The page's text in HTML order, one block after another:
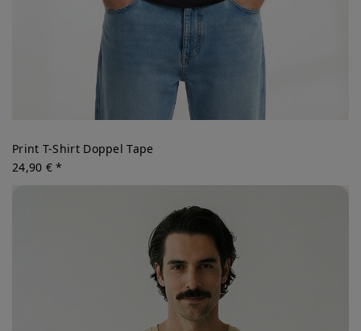
Print T-Shirt Doppel Tape
24,90 € *